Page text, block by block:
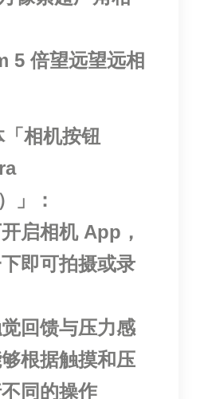
5 倍望远望远相
相机按钮
」：
启相机 App，
即可拍摄或录
回馈与压力感
根据触摸和压
同的操作